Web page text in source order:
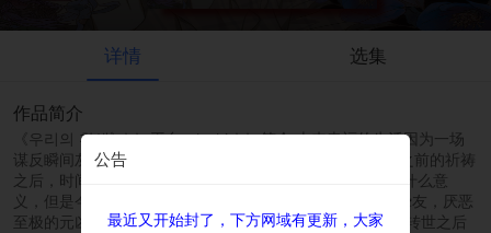
详情 选集
作品简介
《우리의 환생》\r\n平台：lezhin\r\n简介:本来幸福的生活因为一场
谋反瞬间灰飞yan灭，“如果再给我一次机会的话…”在离死之前的祈祷
之后，时间来到了2023年。失去了一切只剩下一条命还有什么意
义，但是今生依旧和过去有着密切联系，有过生死之交的挚友，厌恶
至极的元凶…还有过去的爱人都在这个世界相聚了，只是…转世之后
公告
最近又开始封了，下方网域有更新，大家